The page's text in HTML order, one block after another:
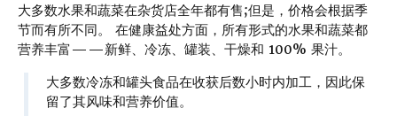
大多数水果和蔬菜在杂货店全年都有售;但是，价格会根据季
节而有所不同。 在健康益处方面，所有形式的水果和蔬菜都
营养丰富——新鲜、冷冻、罐装、干燥和 100% 果汁。
大多数冷冻和罐头食品在收获后数小时内加工，因此保
留了其风味和营养价值。